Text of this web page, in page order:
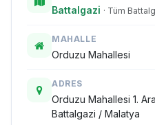
Battalgazi · Tüm
MAHALLE
Orduzu Mahallesi
ADRES
Orduzu Mahallesi 1.
Battalgazi / Malatya